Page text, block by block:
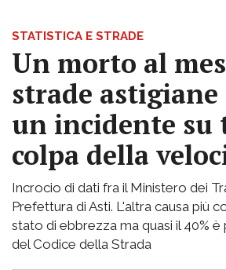
STATISTICA E STRADE
Un morto al
strade astigiane
un incidente su
colpa della
Incrocio di dati fra il Ministero dei
Prefettura di Asti. L'altra causa più
stato di ebbrezza ma quasi il 40%
del Codice della Strada